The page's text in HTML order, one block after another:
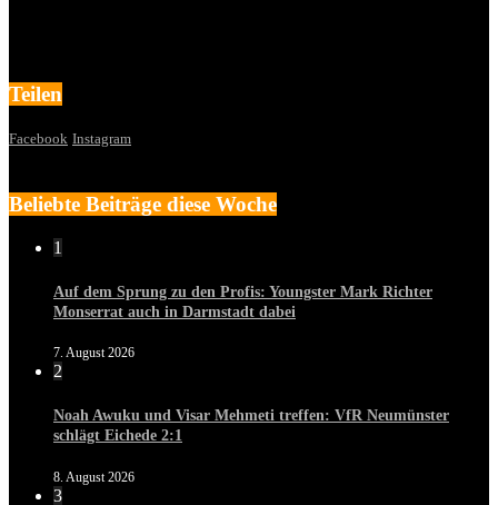
Teilen
Facebook Instagram
Beliebte Beiträge diese Woche
1
Auf dem Sprung zu den Profis: Youngster Mark Richter
Monserrat auch in Darmstadt dabei
7. August 2026
2
Noah Awuku und Visar Mehmeti treffen: VfR Neumünster
schlägt Eichede 2:1
8. August 2026
3